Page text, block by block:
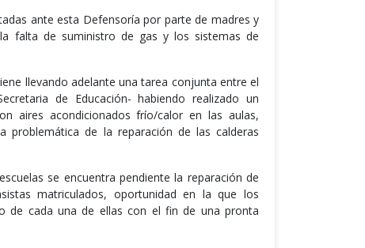
ante esta Defensoría por parte de madres y
falta de suministro de gas y los sistemas de
llevando adelante una tarea conjunta entre el
de Educación- habiendo realizado un
aires acondicionados frío/calor en las aulas,
problemática de la reparación de las calderas
se encuentra pendiente la reparación de
matriculados, oportunidad en la que los
de cada una de ellas con el fin de una pronta